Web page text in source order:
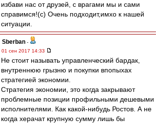
избави нас от друзей, с врагами мы и сами
справимся!(с) Очень подходит,имхо к нашей
ситуации.
Sberban -
01 сен 2017 14:33
Не стоит называть управленческий бардак,
внутреннюю грызню и покупки впопыхах
стратегией экономии.
Стратегия экономии, это когда закрывают
проблемные позиции профильными дешевыми
исполнителями. Как какой-нибудь Ростов. А не
когда херачат крупную сумму лишь бы